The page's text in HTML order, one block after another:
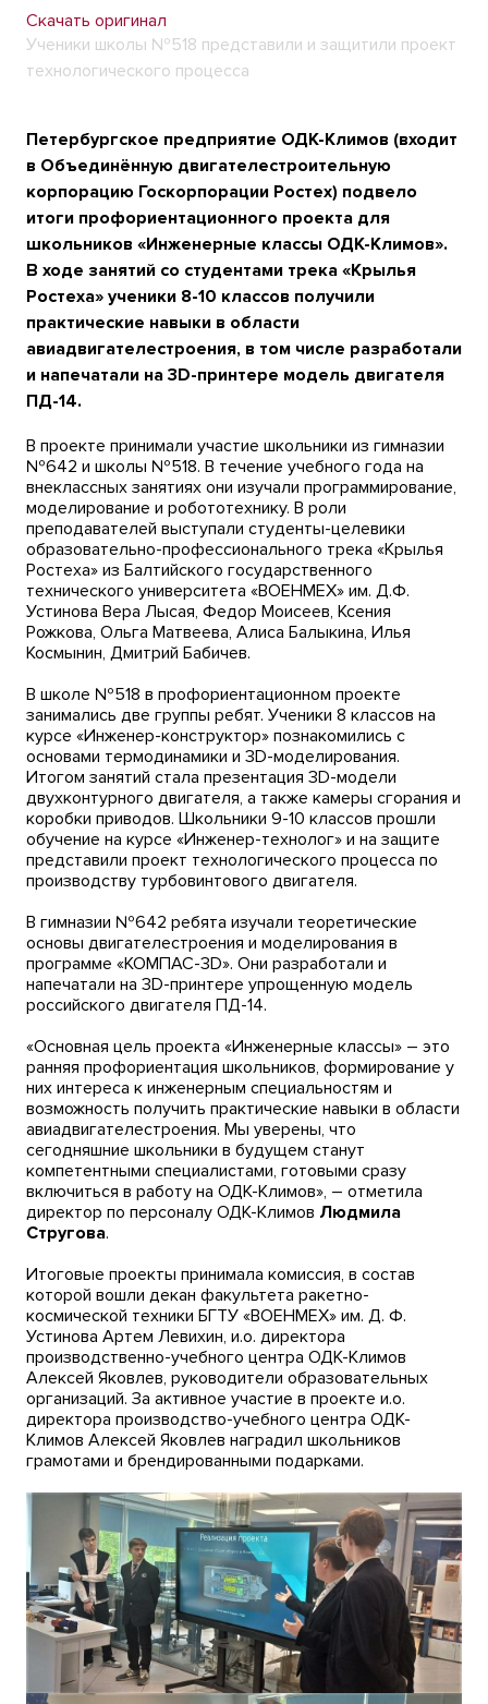
Скачать оригинал
Ученики школы №518 представили и защитили проект
технологического процесса
Петербургское предприятие ОДК-Климов (входит
в Объединённую двигателестроительную
корпорацию Госкорпорации Ростех) подвело
итоги профориентационного проекта для
школьников «Инженерные классы ОДК-Климов».
В ходе занятий со студентами трека «Крылья
Ростеха» ученики 8-10 классов получили
практические навыки в области
авиадвигателестроения, в том числе разработали
и напечатали на 3D-принтере модель двигателя
ПД-14.
В проекте принимали участие школьники из гимназии
№642 и школы №518. В течение учебного года на
внеклассных занятиях они изучали программирование,
моделирование и робототехнику. В роли
преподавателей выступали студенты-целевики
образовательно-профессионального трека «Крылья
Ростеха» из Балтийского государственного
технического университета «ВОЕНМЕХ» им. Д.Ф.
Устинова Вера Лысая, Федор Моисеев, Ксения
Рожкова, Ольга Матвеева, Алиса Балыкина, Илья
Космынин, Дмитрий Бабичев.
В школе №518 в профориентационном проекте
занимались две группы ребят. Ученики 8 классов на
курсе «Инженер-конструктор» познакомились с
основами термодинамики и 3D-моделирования.
Итогом занятий стала презентация 3D-модели
двухконтурного двигателя, а также камеры сгорания и
коробки приводов. Школьники 9-10 классов прошли
обучение на курсе «Инженер-технолог» и на защите
представили проект технологического процесса по
производству турбовинтового двигателя.
В гимназии №642 ребята изучали теоретические
основы двигателестроения и моделирования в
программе «КОМПАС-3D». Они разработали и
напечатали на 3D-принтере упрощенную модель
российского двигателя ПД-14.
«Основная цель проекта «Инженерные классы» – это
ранняя профориентация школьников, формирование у
них интереса к инженерным специальностям и
возможность получить практические навыки в области
авиадвигателестроения. Мы уверены, что
сегодняшние школьники в будущем станут
компетентными специалистами, готовыми сразу
включиться в работу на ОДК-Климов», – отметила
директор по персоналу ОДК-Климов Людмила
Стругова.
Итоговые проекты принимала комиссия, в состав
которой вошли декан факультета ракетно-
космической техники БГТУ «ВОЕНМЕХ» им. Д. Ф.
Устинова Артем Левихин, и.о. директора
производственно-учебного центра ОДК-Климов
Алексей Яковлев, руководители образовательных
организаций. За активное участие в проекте и.о.
директора производство-учебного центра ОДК-
Климов Алексей Яковлев наградил школьников
грамотами и брендированными подарками.